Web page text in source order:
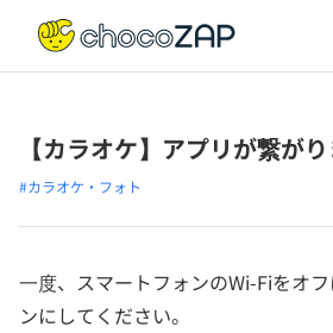
【カラオケ】アプリが繋がり
#カラオケ・フォト
一度、スマートフォンのWi-Fiをオ
ンにしてください。